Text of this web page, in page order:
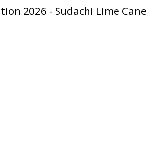
2026 - Sudachi Lime